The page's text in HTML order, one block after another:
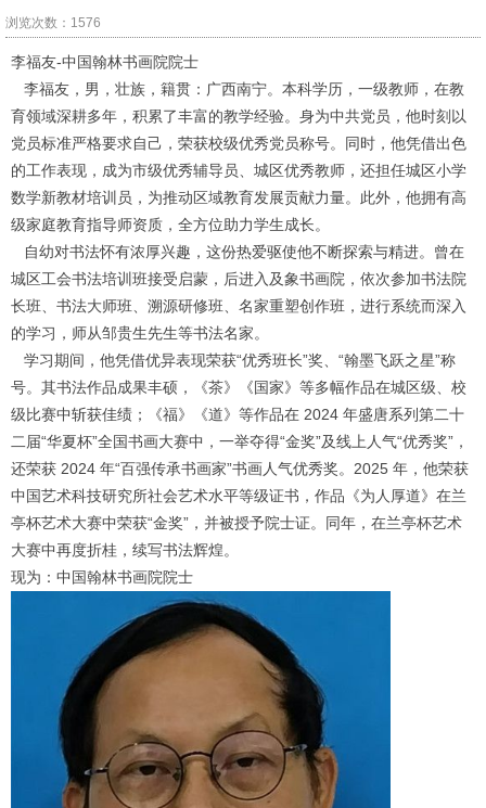
1 2 3 4
浏览次数：1576
李福友-中国翰林书画院院士
李福友，男，壮族，籍贯：广西南宁。本科学历，一级教师，在教
育领域深耕多年，积累了丰富的教学经验。身为中共党员，他时刻以
党员标准严格要求自己，荣获校级优秀党员称号。同时，他凭借出色
的工作表现，成为市级优秀辅导员、城区优秀教师，还担任城区小学
数学新教材培训员，为推动区域教育发展贡献力量。此外，他拥有高
级家庭教育指导师资质，全方位助力学生成长。
自幼对书法怀有浓厚兴趣，这份热爱驱使他不断探索与精进。曾在
城区工会书法培训班接受启蒙，后进入及象书画院，依次参加书法院
长班、书法大师班、溯源研修班、名家重塑创作班，进行系统而深入
的学习，师从邹贵生先生等书法名家。
学习期间，他凭借优异表现荣获“优秀班长”奖、“翰墨飞跃之星”称
号。其书法作品成果丰硕，《茶》《国家》等多幅作品在城区级、校
级比赛中斩获佳绩；《福》《道》等作品在 2024 年盛唐系列第二十
二届“华夏杯”全国书画大赛中，一举夺得“金奖”及线上人气“优秀奖”，
还荣获 2024 年“百强传承书画家”书画人气优秀奖。2025 年，他荣获
中国艺术科技研究所社会艺术水平等级证书，作品《为人厚道》在兰
亭杯艺术大赛中荣获“金奖”，并被授予院士证。同年，在兰亭杯艺术
大赛中再度折桂，续写书法辉煌。
现为：中国翰林书画院院士